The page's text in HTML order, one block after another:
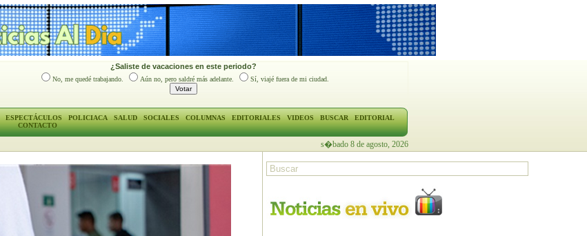
¿Saliste de vacaciones en este periodo?
No, me quedé trabajando. Aún no, pero saldré más adelante. Sí, viajé fuera de mi ciudad.
ESPECTÁCULOS POLICIACA SALUD SOCIALES COLUMNAS EDITORIALES VIDEOS BUSCAR
EDITORIAL
CONTACTO
s�bado 8 de agosto, 2026